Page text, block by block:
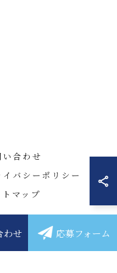
わせ 応募フォーム
い合わせ
イバシーポリシー
トマップ